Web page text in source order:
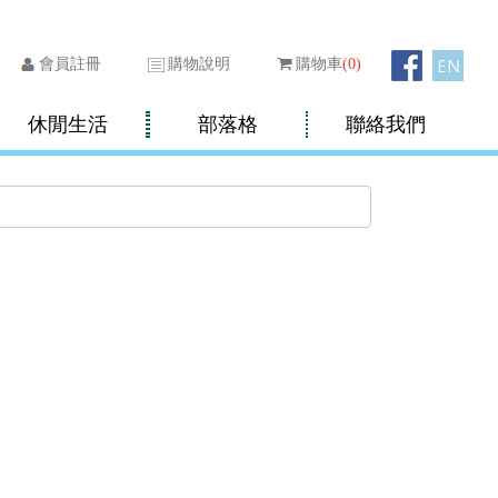
會員註冊 購物說明 購物車(0)
休閒生活 部落格 聯絡我們